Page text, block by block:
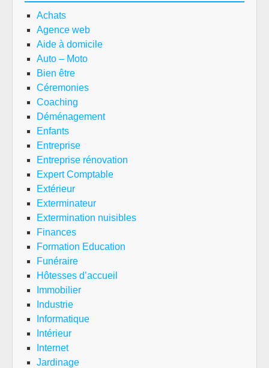
Achats
Agence web
Aide à domicile
Auto – Moto
Bien être
Céremonies
Coaching
Déménagement
Enfants
Entreprise
Entreprise rénovation
Expert Comptable
Extérieur
Exterminateur
Extermination nuisibles
Finances
Formation Education
Funéraire
Hôtesses d’accueil
Immobilier
Industrie
Informatique
Intérieur
Internet
Jardinage